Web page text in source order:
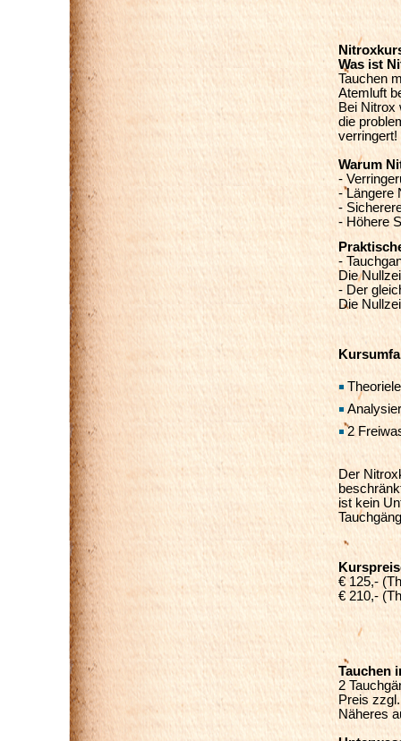
Was ist
Tauchen
Atemluft
Bei Nitrox
die
verringert!
Warum
-
- Längere
-
- Höhere
-
Die
- Der
Die
2
Der
ist kein
€ 125,-
€ 210,-
Tauchen
2
Preis
Näheres